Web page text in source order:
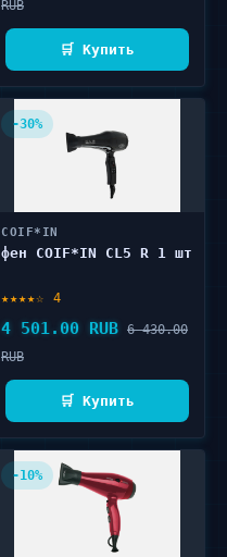
RUB
🛒 Купить
-30%
COIF*IN
фен COIF*IN CL5 R 1 шт
★★★★☆ 4
4 501.00 RUB 6 430.00
RUB
🛒 Купить
-10%